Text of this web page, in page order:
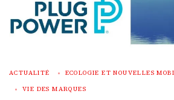
ACTUALITÉ ECOLOGIE ET NOUVELLES
VIE DES MARQUES